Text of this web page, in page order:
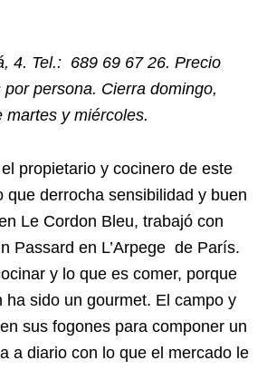
4. Tel.: 689 69 67 26. Precio
persona. Cierra domingo,
martes y miércoles.
propietario y cocinero de este
que derrocha sensibilidad y buen
Le Cordon Bleu, trabajó con
Passard en L’Arpege de París.
y lo que es comer, porque
ha sido un gourmet. El campo y
sus fogones para componer un
a diario con lo que el mercado le